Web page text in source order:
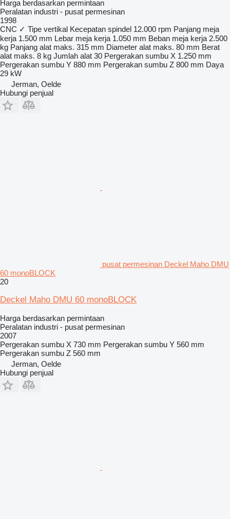
Harga berdasarkan permintaan
Peralatan industri - pusat permesinan
1998
CNC ✓ Tipe vertikal Kecepatan spindel 12.000 rpm Panjang meja
kerja 1.500 mm Lebar meja kerja 1.050 mm Beban meja kerja 2.500
kg Panjang alat maks. 315 mm Diameter alat maks. 80 mm Berat
alat maks. 8 kg Jumlah alat 30 Pergerakan sumbu X 1.250 mm
Pergerakan sumbu Y 880 mm Pergerakan sumbu Z 800 mm Daya
29 kW
Jerman, Oelde
Hubungi penjual
pusat permesinan Deckel Maho DMU
60 monoBLOCK
20
Deckel Maho DMU 60 monoBLOCK
Harga berdasarkan permintaan
Peralatan industri - pusat permesinan
2007
Pergerakan sumbu X 730 mm Pergerakan sumbu Y 560 mm
Pergerakan sumbu Z 560 mm
Jerman, Oelde
Hubungi penjual